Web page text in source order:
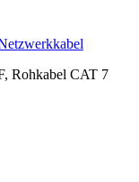
Rohkabel CAT 7